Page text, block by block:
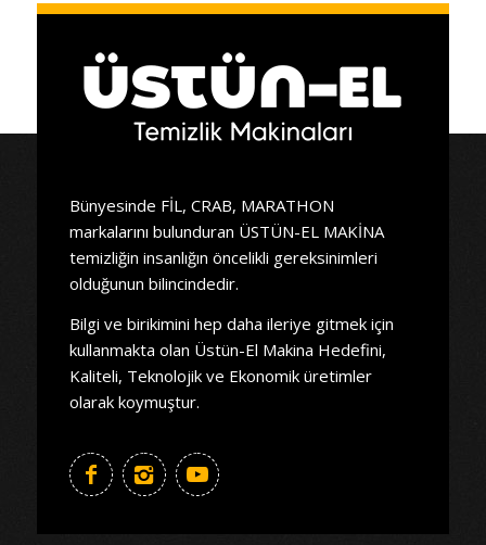
Bünyesinde FİL, CRAB, MARATHON
markalarını bulunduran ÜSTÜN-EL MAKİNA
temizliğin insanlığın öncelikli gereksinimleri
olduğunun bilincindedir.
Bilgi ve birikimini hep daha ileriye gitmek için
kullanmakta olan Üstün-El Makina Hedefini,
Kaliteli, Teknolojik ve Ekonomik üretimler
olarak koymuştur.